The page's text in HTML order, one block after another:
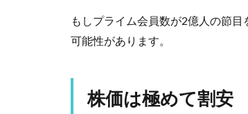
もしプライム会員数が2億人の節
可能性があります。
株価は極めて割安